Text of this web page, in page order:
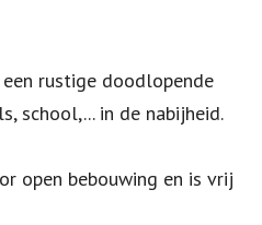
rustige doodlopende
school,... in de nabijheid.
open bebouwing en is vrij